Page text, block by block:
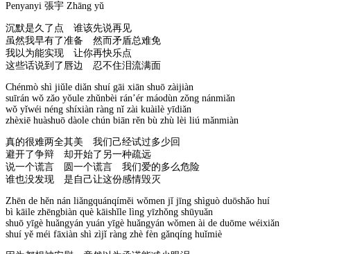
Penyanyi 張宇 Zhāng yǔ
沉默是久了点 谁该先说再见
虽然我早有了准备 然而矛盾总难免
我以为能实现 让你再快乐点
这些话说到了唇边 忍不住泪流满面
Chénmò shì jiǔle diǎn shuí gāi xiān shuō zàijiàn
suīrán wǒ zǎo yǒule zhǔnbèi rán’ér máodùn zǒng nánmiǎn
wǒ yǐwéi néng shíxiàn ràng nǐ zài kuàilè yīdiǎn
zhèxiē huàshuō dàole chún biān rěn bù zhù lèi liú mǎnmiàn
真的很难两全其美 我们己经试过多少回
避开了争辩 却开始了另一种疏远
说一个谎言 圆一个谎言 我们爱的多么危险
谁也没发现 是自己让这份感情毁灭
Zhēn de hěn nán liǎngquánqíměi wǒmen jǐ jīng shìguò duōshǎo huí
bì kāile zhēngbiàn què kāishǐle lìng yīzhǒng shūyuǎn
shuō yīgè huǎngyán yuán yīgè huǎngyán wǒmen ài de duōme wéixiǎn
shuí yě méi fāxiàn shì zìjǐ ràng zhè fèn gǎnqíng huǐmiè